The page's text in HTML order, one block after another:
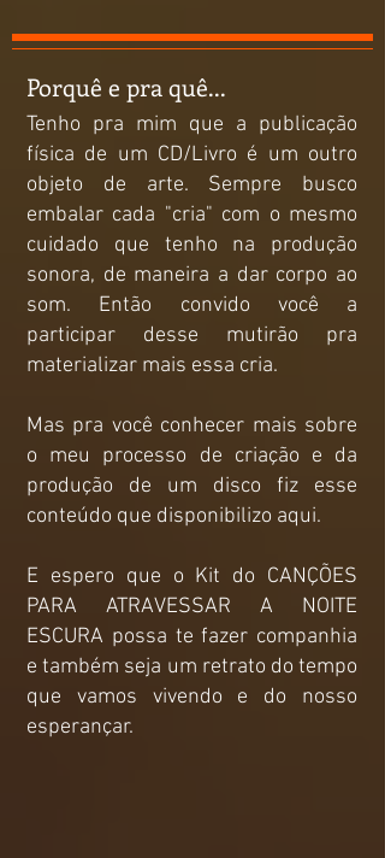
Porquê e pra quê...
Tenho pra mim que a publicação
física de um CD/Livro é um outro
objeto de arte. Sempre busco
embalar cada "cria" com o mesmo
cuidado que tenho na produção
sonora, de maneira a dar corpo ao
som. Então convido você a
participar desse mutirão pra
materializar mais essa cria.
Mas pra você conhecer mais sobre
o meu processo de criação e da
produção de um disco fiz esse
conteúdo que disponibilizo aqui.
E espero que o Kit do CANÇÕES
PARA ATRAVESSAR A NOITE
ESCURA possa te fazer companhia
e também seja um retrato do tempo
que vamos vivendo e do nosso
esperançar.